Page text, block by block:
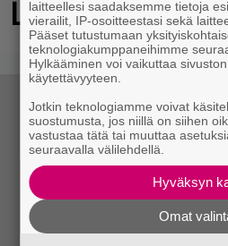
Live -tapahtumassa
laitteellesi saadaksemme tietoja
vierailit, IP-osoitteestasi sekä
Pääset tutustumaan
teknologiakumppaneihimme
Hylkääminen voi vaikuttaa
käytettävyyteen.
Jotkin teknologiamme voivat
suostumusta, jos niillä on siihen
vastustaa tätä tai muuttaa
seuraavalla välilehdellä.
Hyväksyn
Omat